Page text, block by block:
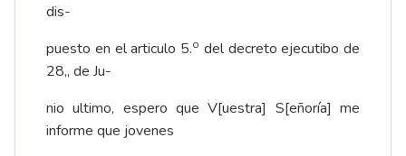
dis-
puesto en el articulo 5.o del decreto ejecutibo de
28,, de Ju-
nio ultimo, espero que V[uestra] S[eñoría] me
informe que jovenes